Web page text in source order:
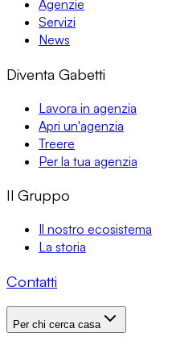
Agenzie
Servizi
News
Diventa Gabetti
Lavora in agenzia
Apri un'agenzia
Treere
Per la tua agenzia
Il Gruppo
Il nostro ecosistema
La storia
Contatti
Per chi cerca casa